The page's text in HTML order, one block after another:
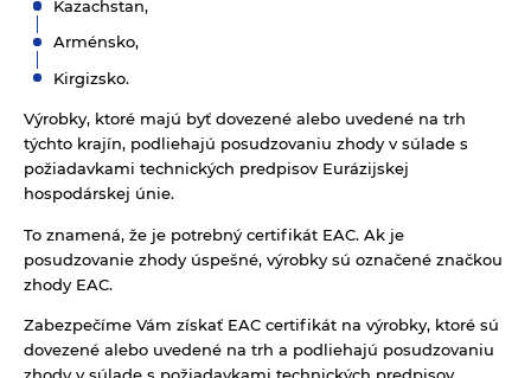
Kazachstan,
Arménsko,
Kirgizsko.
Výrobky, ktoré majú byť dovezené alebo uvedené na trh
týchto krajín, podliehajú posudzovaniu zhody v súlade s
požiadavkami technických predpisov Eurázijskej
hospodárskej únie.
To znamená, že je potrebný certifikát EAC. Ak je
posudzovanie zhody úspešné, výrobky sú označené značkou
zhody EAC.
Zabezpečíme Vám získať EAC certifikát na výrobky, ktoré sú
dovezené alebo uvedené na trh a podliehajú posudzovaniu